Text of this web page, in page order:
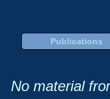
Publications
No material